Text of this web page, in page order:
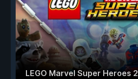
LEGO Marvel Super Heroes 2